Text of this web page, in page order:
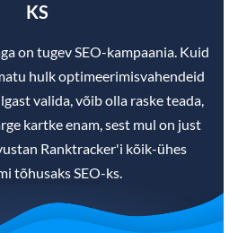
KS
on tugev SEO-kampaania. Kuid
hulk optimeerimisvahendeid
valida, võib olla raske teada,
kartke enam, sest mul on just
Ranktracker'i kõik-ühes
tõhusaks SEO-ks.